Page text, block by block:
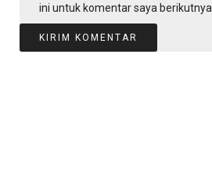
ini untuk komentar saya berikutnya.